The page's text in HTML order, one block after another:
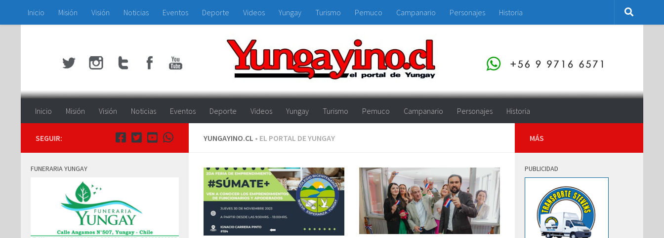
Saltar al contenido
Inicio Misión Visión Noticias Eventos Deporte Videos Yungay Turismo Pemuco Campanario Personajes Historia
Inicio Misión Visión Noticias Eventos Deporte Videos Yungay Turismo Pemuco Campanario Personajes Historia
YUNGAYINO.CL • EL PORTAL DE YUNGAY
SEGUIR:
FUNERARIA YUNGAY
MÁS
PUBLICIDAD